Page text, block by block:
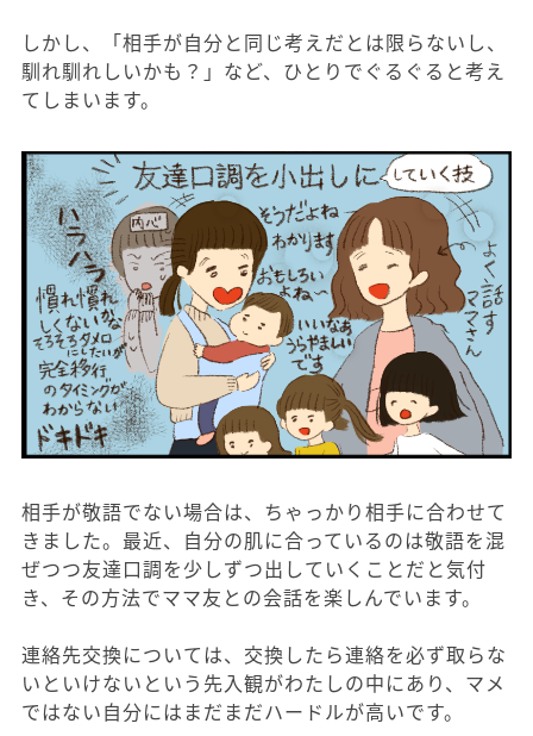
しかし、「相手が自分と同じ考えだとは限らないし、
馴れ馴れしいかも？」など、ひとりでぐるぐると考え
てしまいます。
相手が敬語でない場合は、ちゃっかり相手に合わせて
きました。最近、自分の肌に合っているのは敬語を混
ぜつつ友達口調を少しずつ出していくことだと気付
き、その方法でママ友との会話を楽しんでいます。
連絡先交換については、交換したら連絡を必ず取らな
いといけないという先入観がわたしの中にあり、マメ
ではない自分にはまだまだハードルが高いです。